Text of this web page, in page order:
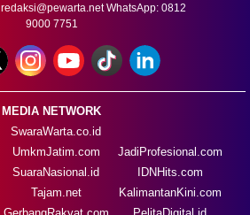
redaksi@pewarta.netWhatsApp: 0812
9000 7751
MEDIA NETWORK
SwaraWarta.co.id
UmkmJatim.com
SuaraNasional.id
Tajam.net
JadiProfesional.com
IDNHits.com
KalimantanKini.com